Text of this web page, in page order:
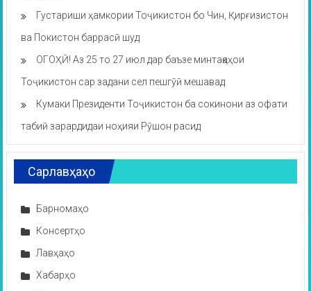
Густариши ҳамкории Тоҷикистон бо Чин, Қирғизистон
ва Покистон баррасӣ шуд
ОГОҲӢ! Аз 25 то 27 июл дар баъзе минтақаҳои
Тоҷикистон сар задани сел пешгӯӣ мешавад
Кумаки Президенти Тоҷикистон ба сокинони аз офати
табиӣ зарардидаи ноҳияи Рӯшон расид
Сарлавҳаҳо
Барномаҳо
Консертҳо
Лавҳаҳо
Хабарҳо